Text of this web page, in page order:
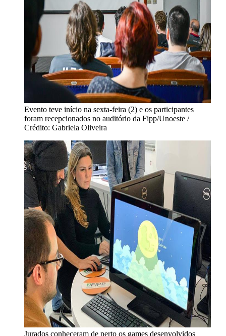
Evento teve início na sexta-feira (2) e os participantes
foram recepcionados no auditório da Fipp/Unoeste /
Crédito: Gabriela Oliveira
Jurados conheceram de perto os games desenvolvidos